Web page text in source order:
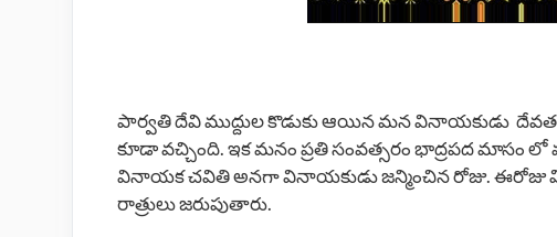
పార్వతి దేవి ముద్దుల కొడుకు ఆయిన మన వినాయకుడు
కూడా వచ్చింది. ఇక మనం ప్రతి సంవత్సరం భాద్రపద మాసం
వినాయక చవితి అనగా వినాయకుడు జన్మించిన రోజు. ఈరోజు
రాత్రులు జరుపుతారు.